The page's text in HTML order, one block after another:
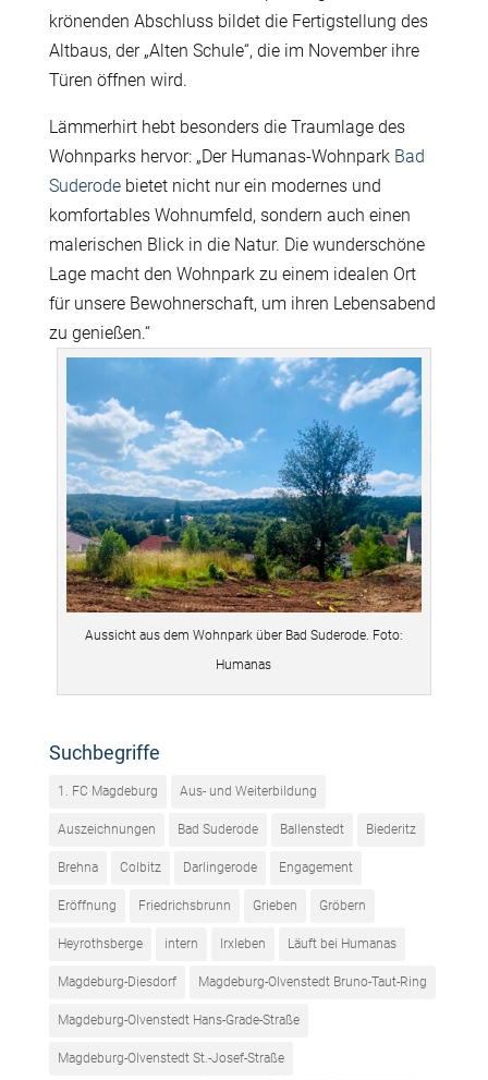
krönenden Abschluss bildet die Fertigstellung des
Altbaus, der „Alten Schule“, die im November ihre
Türen öffnen wird.
Lämmerhirt hebt besonders die Traumlage des
Wohnparks hervor: „Der Humanas-Wohnpark Bad
Suderodebietet nicht nur ein modernes und
komfortables Wohnumfeld, sondern auch einen
malerischen Blick in die Natur. Die wunderschöne
Lage macht den Wohnpark zu einem idealen Ort
für unsere Bewohnerschaft, um ihren Lebensabend
zu genießen.“
Aussicht aus dem Wohnpark über Bad Suderode. Foto:
Humanas
Suchbegriffe
1. FC Magdeburg Aus- und Weiterbildung
Auszeichnungen Bad Suderode Ballenstedt Biederitz
Brehna Colbitz Darlingerode Engagement
Eröffnung Friedrichsbrunn Grieben Gröbern
Heyrothsberge intern Irxleben Läuft bei Humanas
Magdeburg-Diesdorf Magdeburg-Olvenstedt Bruno-Taut-Ring
Magdeburg-Olvenstedt Hans-Grade-Straße
Magdeburg-Olvenstedt St.-Josef-Straße